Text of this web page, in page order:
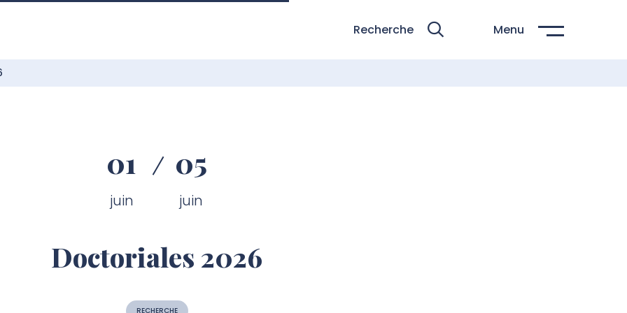
Recherche Menu
01
juin
05
juin
Doctoriales 2026
RECHERCHE